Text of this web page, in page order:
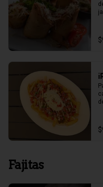
Fajitas